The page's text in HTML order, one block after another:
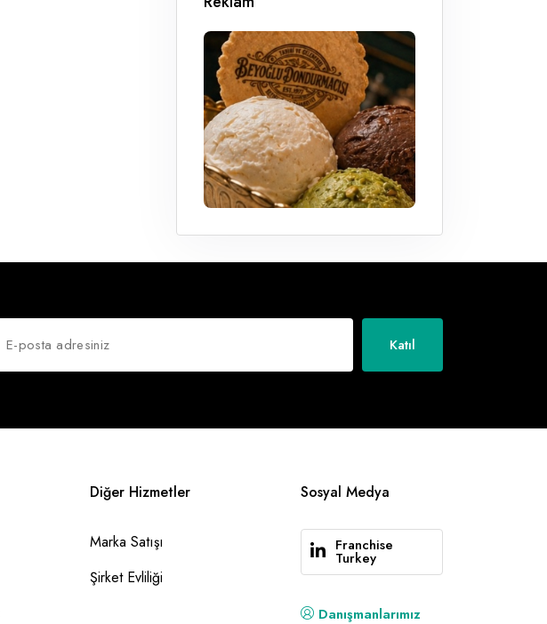
Katıl
Diğer Hizmetler
Marka Satışı
Şirket Evliliği
Sosyal Medya
Franchise
Turkey
Danışmanlarımız